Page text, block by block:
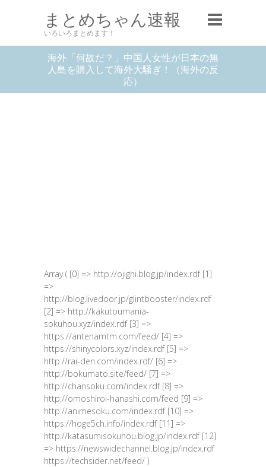
まとめちゃん速報
いろいろまとめます！
海外「何故だ？」中国人女性が日本の無
人島を購入して海外大騒ぎ！（海外の反
応）
Array ( [0] => http://ojighi.blog.jp/index.rdf [1]
=>
http://blog.livedoor.jp/glintbooster/index.rdf
[2] => http://kakutoumania-
sokuhou.xyz/index.rdf [3] =>
https://antenamtm.com/feed/ [4] =>
https://shinycolors.xyz/index.rdf [5] =>
http://rai-den.com/index.rdf/ [6] =>
http://bokumato.site/feed/ [7] =>
http://chansoku.com/index.rdf [8] =>
http://omoshiroi-hanashi.com/feed [9] =>
http://animesoku.com/index.rdf [10] =>
https://hoge5ch.info/index.rdf [11] =>
http://katasumisokuhou.blog.jp/index.rdf [12]
=> https://newswidechannel.blog.jp/index.rdf
https://techsider.net/feed/ )